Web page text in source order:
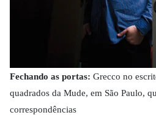
Fechando as portas: Grecco no
quadrados da Mude, em São Paulo,
correspondências